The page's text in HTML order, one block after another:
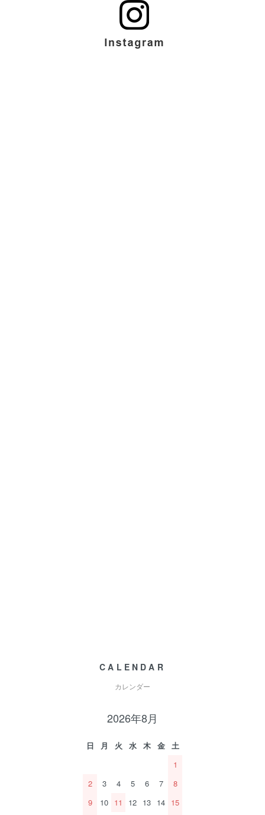
CALENDAR
カレンダー
2026年8月
日 月 火 水 木 金
土
1
2
3 4 5 6 7
8
9
10 11 12 13 14 15